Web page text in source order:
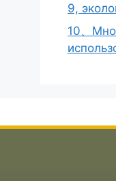
9,
10、